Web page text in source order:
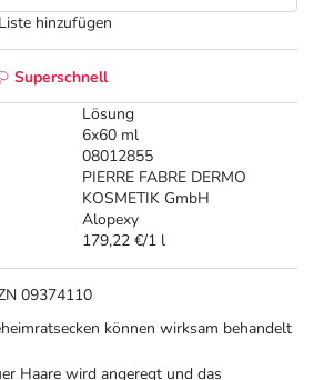
Superschnell
Lösung
6x60 ml
08012855
PIERRE FABRE DERMO
KOSMETIK GmbH
Alopexy
179,22 €/1 l
hinzufügen
09374110
können wirksam behandelt
Haare wird angeregt und das